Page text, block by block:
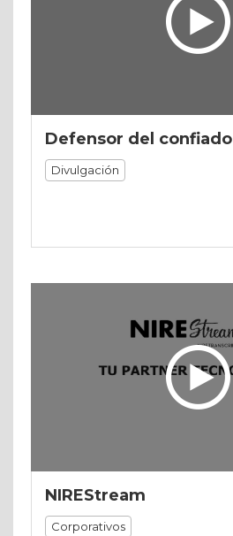
Defensor del confiado
Divulgación
NIREStream
Corporativos